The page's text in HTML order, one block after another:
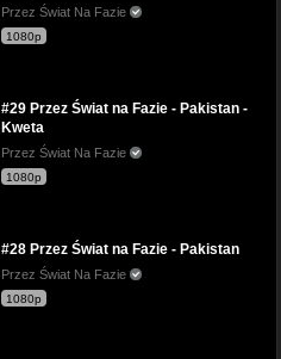
Przez Świat Na Fazie
1080p
#29 Przez Świat na Fazie - Pakistan -
Kweta
Przez Świat Na Fazie
1080p
#28 Przez Świat na Fazie - Pakistan
Przez Świat Na Fazie
1080p